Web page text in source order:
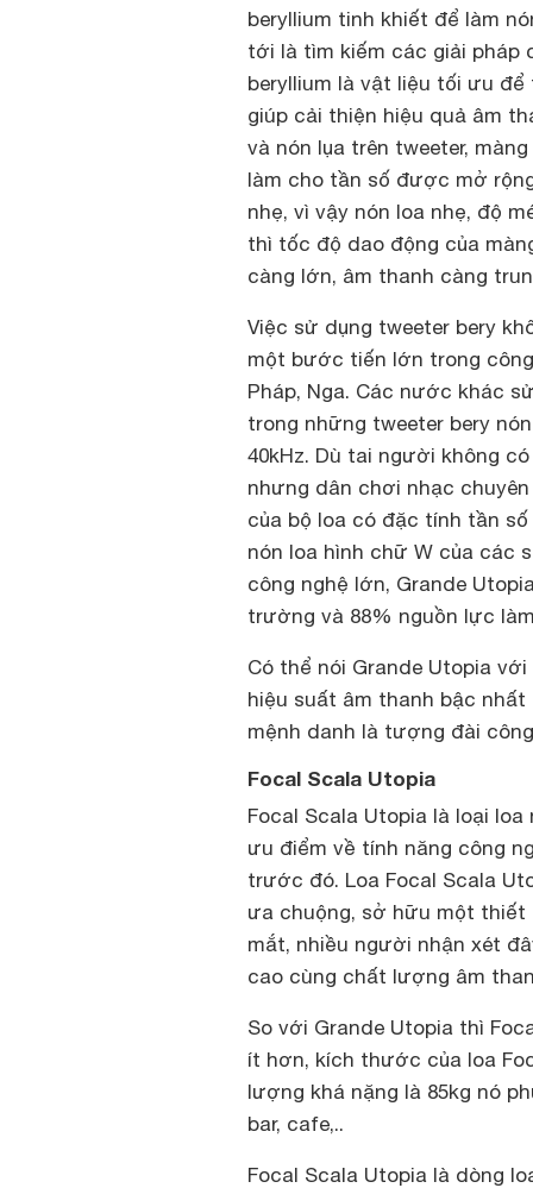
beryllium tinh khiết để làm
tới là tìm kiếm các giải pháp
beryllium là vật liệu tối ưu
giúp cải thiện hiệu quả âm
và nón lụa trên tweeter,
làm cho tần số được mở
nhẹ, vì vậy nón loa nhẹ, độ
thì tốc độ dao động của
càng lớn, âm thanh càng
Việc sử dụng tweeter bery
một bước tiến lớn trong
Pháp, Nga. Các nước khác
trong những tweeter bery
40kHz. Dù tai người không
nhưng dân chơi nhạc
của bộ loa có đặc tính tần
nón loa hình chữ W của các
công nghệ lớn, Grande
trường và 88% nguồn lực
Có thể nói Grande Utopia
hiệu suất âm thanh bậc
mệnh danh là tượng đài
Focal Scala Utopia
Focal Scala Utopia là loại
ưu điểm về tính năng công
trước đó. Loa Focal Scala
ưa chuộng, sở hữu một thiết
mắt, nhiều người nhận xét
cao cùng chất lượng âm
So với Grande Utopia thì
ít hơn, kích thước của loa
lượng khá nặng là 85kg nó
bar, cafe,..
Focal Scala Utopia là dòng